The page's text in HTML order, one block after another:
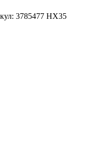
3785477 HX35